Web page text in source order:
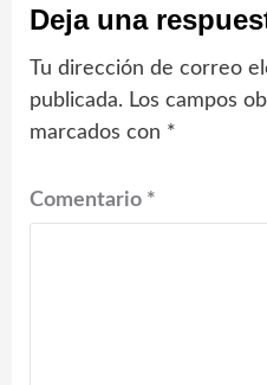
Deja una
Tu dirección de correo
publicada. Los campos
marcados con *
Comentario *